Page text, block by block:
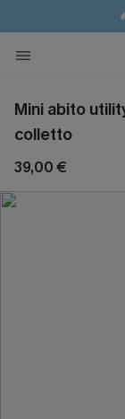
Mini abito
colletto
39,00 €